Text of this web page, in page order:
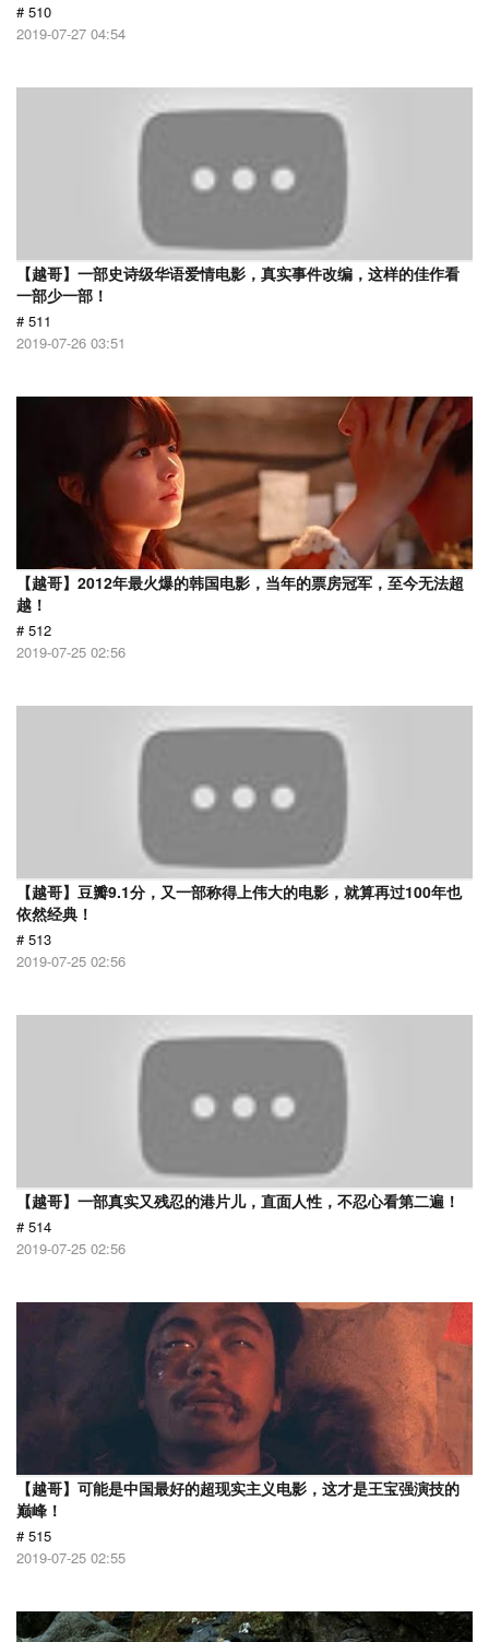
# 510
2019-07-27 04:54
【越哥】一部史诗级华语爱情电影，真实事件改编，这样的佳作看
一部少一部！
# 511
2019-07-26 03:51
【越哥】2012年最火爆的韩国电影，当年的票房冠军，至今无法超
越！
# 512
2019-07-25 02:56
【越哥】豆瓣9.1分，又一部称得上伟大的电影，就算再过100年也
依然经典！
# 513
2019-07-25 02:56
【越哥】一部真实又残忍的港片儿，直面人性，不忍心看第二遍！
# 514
2019-07-25 02:56
【越哥】可能是中国最好的超现实主义电影，这才是王宝强演技的
巅峰！
# 515
2019-07-25 02:55